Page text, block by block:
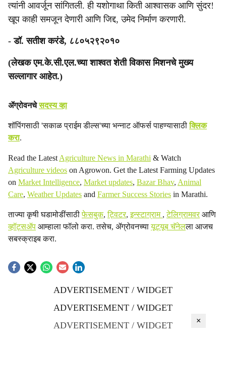
त्यांनी आवर्जून सांगितली. ही यशोगाथा किती आश्वासक आणि सुंदर!
खूप काही समजून देणारी आणि जिद्द, उमेद निर्माण करणारी.
- डॉ. सतीश करंडे, ८८०५२९२०१०
(लेखक एम.के.सी.एल.च्या शाश्वत शेती विकास मिशनचे मुख्य
सल्लागार आहेत.)
ॲग्रोवनचेसदस्य व्हा
शॉपिंगसाठी 'सकाळ प्राईम डील्स'च्या भन्नाट ऑफर्स पाहण्यासाठीक्लिक
करा.
Read the Latest Agriculture News in Marathi & Watch
Agriculture videos on Agrowon. Get the Latest Farming Updates
on Market Intelligence, Market updates, Bazar Bhav, Animal
Care, Weather Updates and Farmer Success Stories in Marathi.
ताज्या कृषी घडामोडींसाठीफेसबुक,ट्विटर,इन्स्टाग्राम ,टेलिग्रामवरआणि
व्हॉट्सॲप आम्हाला फॉलो करा. तसेच, ॲग्रोवनच्यायूट्यूब चॅनेलला आजच
सबस्क्राइब करा.
ADVERTISEMENT / WIDGET
ADVERTISEMENT / WIDGET
ADVERTISEMENT / WIDGET
×